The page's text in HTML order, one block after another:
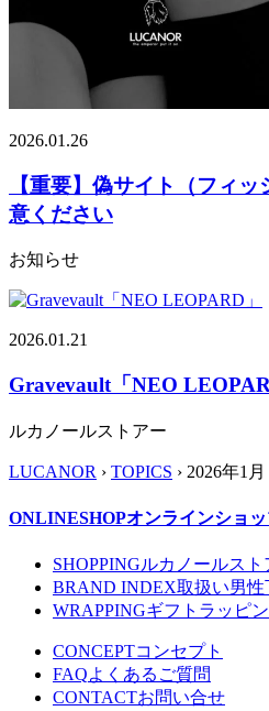
2026.01.26
【重要】偽サイト（フィ
意ください
お知らせ
2026.01.21
Gravevault「NEO
ルカノールストアー
LUCANOR › TOPICS › 2026年1月
ONLINESHOPオンラインショ
SHOPPINGルカノールスト
BRAND INDEX取扱い男性
WRAPPINGギフトラッピ
CONCEPTコンセプト
FAQよくあるご質問
CONTACTお問い合せ